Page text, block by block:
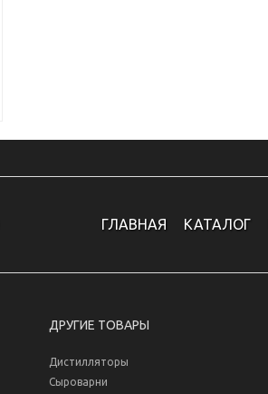
ГЛАВНАЯ КАТАЛОГ
ДРУГИЕ ТОВАРЫ
Дистилляторы
Сыроварни